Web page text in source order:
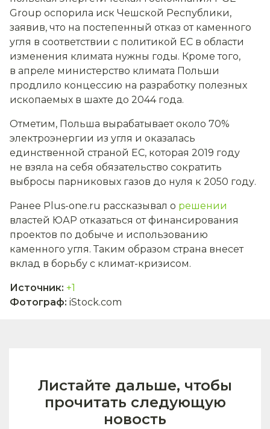
Group оспорила иск Чешской Республики,
заявив, что на постепенный отказ от каменного
угля в соответствии с политикой ЕС в области
изменения климата нужны годы. Кроме того,
в апреле министерство климата Польши
продлило концессию на разработку полезных
ископаемых в шахте до 2044 года.
Отметим, Польша вырабатывает около 70%
электроэнергии из угля и оказалась
единственной страной ЕС, которая 2019 году
не взяла на себя обязательство сократить
выбросы парниковых газов до нуля к 2050 году.
Ранее Plus-one.ru рассказывал о решении
властей ЮАР отказаться от финансирования
проектов по добыче и использованию
каменного угля. Таким образом страна внесет
вклад в борьбу с климат-кризисом.
Источник: +1
Фотограф: iStock.com
Листайте дальше, чтобы
прочитать следующую
новость